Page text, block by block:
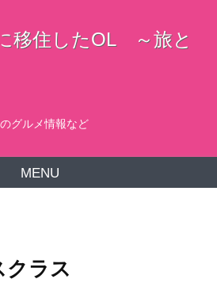
移住したOL ～旅と
グルメ情報など
MENU
クラス